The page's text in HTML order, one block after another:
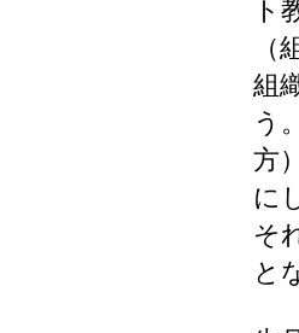
ト
組
う
方
に
そ
と